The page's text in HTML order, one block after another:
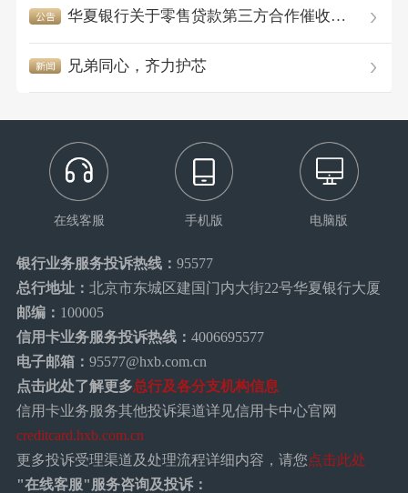
华夏银行关于零售贷款第三方合作催收机构的...
兄弟同心，齐力护芯
在线客服 手机版 电脑版
银行业务服务投诉热线： 95577
总行地址： 北京市东城区建国门内大街22号华夏银行大厦
邮编： 100005
信用卡业务服务投诉热线： 4006695577
电子邮箱： 95577@hxb.com.cn
点击此处了解更多总行及各分支机构信息
信用卡业务服务其他投诉渠道详见信用卡中心官网
creditcard.hxb.com.cn
更多投诉受理渠道及处理流程详细内容，请您点击此处
"在线客服"服务咨询及投诉：